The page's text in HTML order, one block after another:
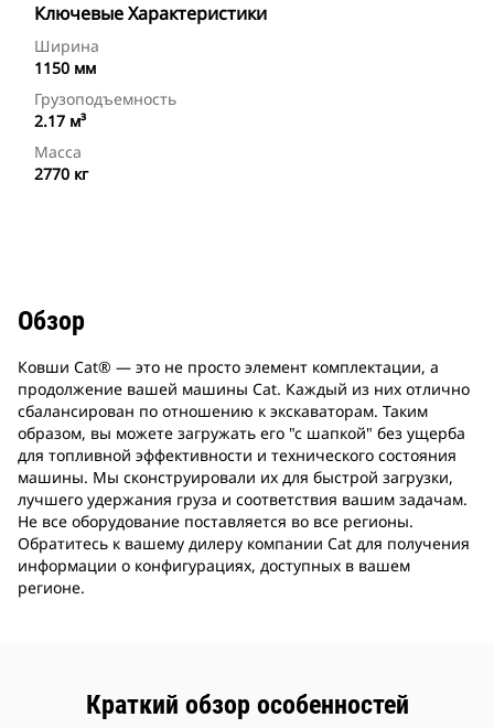
Ключевые Характеристики
Ширина
1150 мм
Грузоподъемность
2.17 м³
Масса
2770 кг
Обзор
Ковши Cat® ― это не просто элемент комплектации, а
продолжение вашей машины Cat. Каждый из них отлично
сбалансирован по отношению к экскаваторам. Таким
образом, вы можете загружать его "с шапкой" без ущерба
для топливной эффективности и технического состояния
машины. Мы сконструировали их для быстрой загрузки,
лучшего удержания груза и соответствия вашим задачам.
Не все оборудование поставляется во все регионы.
Обратитесь к вашему дилеру компании Cat для получения
информации о конфигурациях, доступных в вашем
регионе.
Краткий обзор особенностей